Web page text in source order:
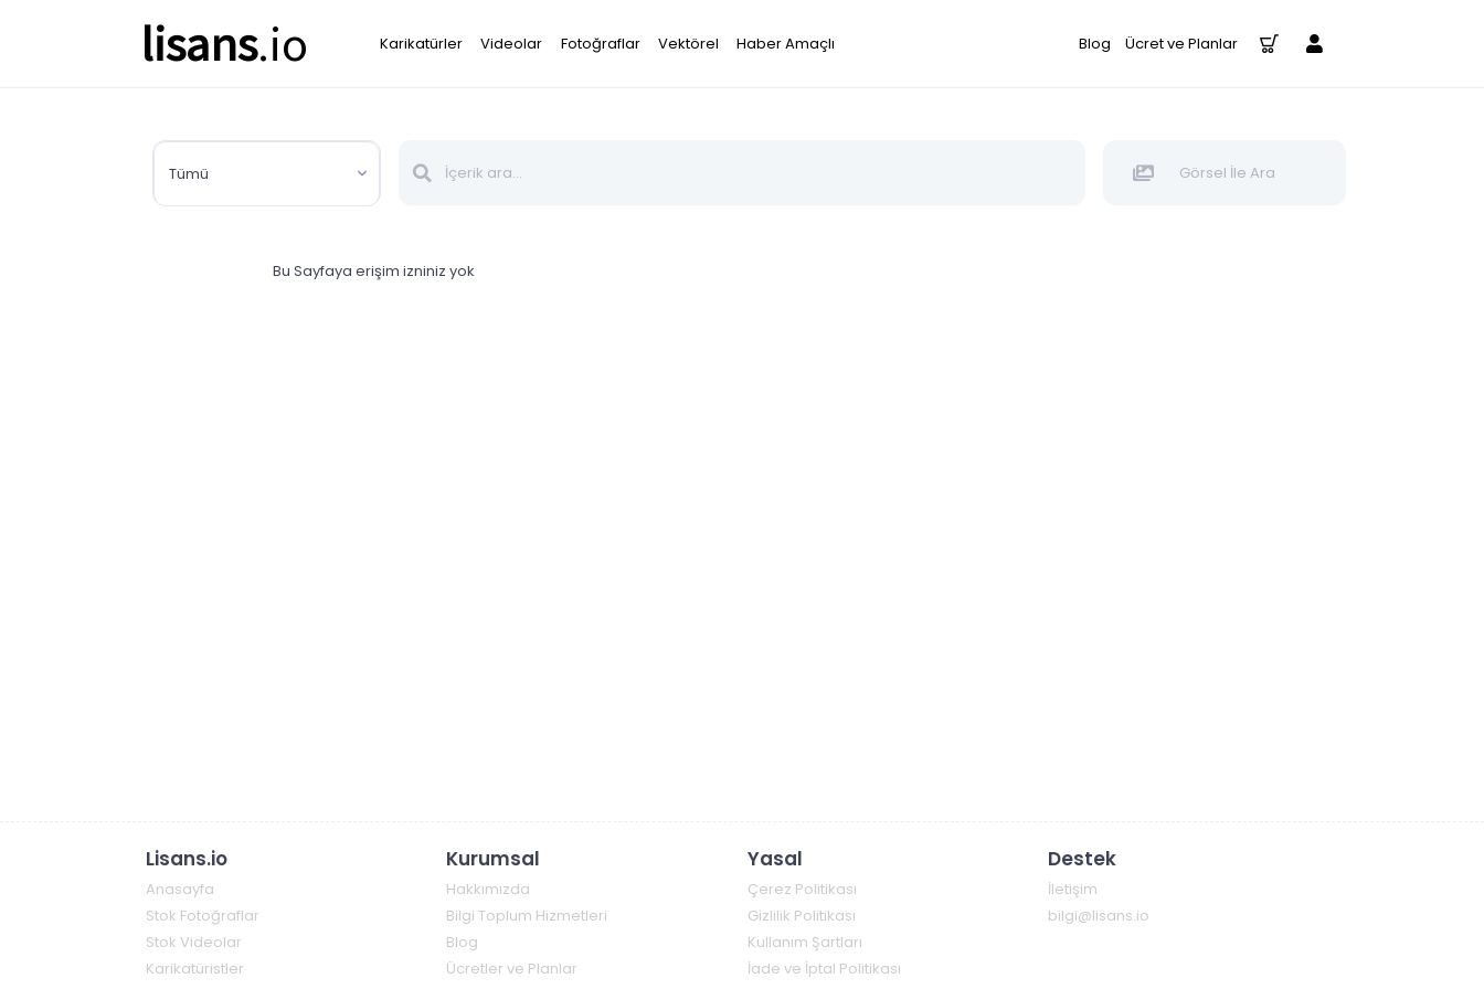
lisans.io Karikatürler Videolar Fotoğraflar Vektörel Haber Amaçlı Blog Ücret ve Planlar
Tümü Görsel İle Ara
Bu Sayfaya erişim izniniz yok
Lisans.io
Anasayfa
Stok Fotoğraflar
Stok Videolar
Karikatüristler
Kurumsal
Hakkımızda
Bilgi Toplum Hizmetleri
Blog
Ücretler ve Planlar
Yasal
Çerez Politikası
Gizlilik Politikası
Kullanım Şartları
İade ve İptal Politikası
Destek
İletişim
bilgi@lisans.io